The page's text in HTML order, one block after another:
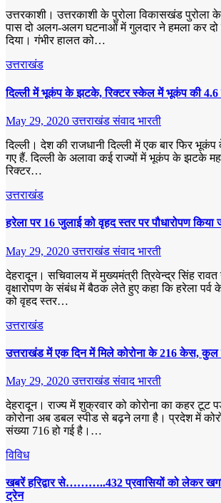
उत्तरकाशी। उत्तरकाशी के पुरोला विकासखंड पुरोला के
पास दो अलग-अलग घटनाओं में गुलदार ने हमला कर
दिया। गंभीर हालत को…
उत्तराखंड
दिल्ली में भूकंप के झटके, रिक्टर स्केल में भूकंप की 4.6
May 29, 2020उत्तराखंड संवाद भारती
दिल्ली। देश की राजधानी दिल्ली में एक बार फिर
गए हैं. दिल्ली के अलावा कई राज्यों में भूकंप के झटके
रिक्टर…
उत्तराखंड
हरेला पर 16 जुलाई को वृहद स्तर पर पौधारोपण किया
May 29, 2020उत्तराखंड संवाद भारती
देहरादून। सचिवालय में मुख्यमंत्री त्रिवेन्द्र सिंह रावत
वृक्षारोपण के संबंध में बैठक लेते हुए कहा कि हरेला
को वृहद स्तर…
उत्तराखंड
उत्तराखंड में एक दिन में मिले कोरोना के 216 केस,
May 29, 2020उत्तराखंड संवाद भारती
देहरादून। राज्य में शुक्रवार को कोरोना का कहर टूट
कोरोना अब डबल स्पीड से बढ़ने लगा है। प्रदेश में
संख्या 716 हो गई है।…
विविध
खबरें हरिद्वार से………..432 प्रवासियों को लेकर
ट्रेन